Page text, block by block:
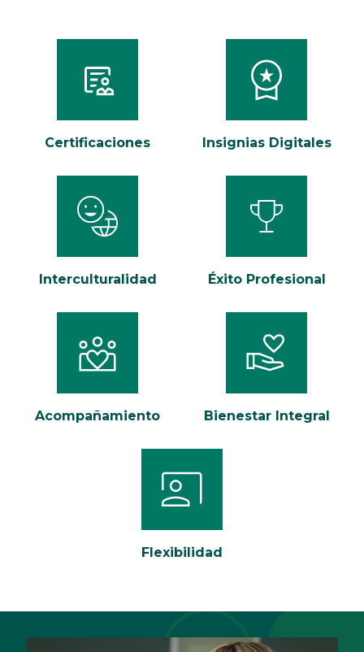
Certificaciones Insignias Digitales
Interculturalidad Éxito Profesional
Acompañamiento Bienestar Integral
Flexibilidad